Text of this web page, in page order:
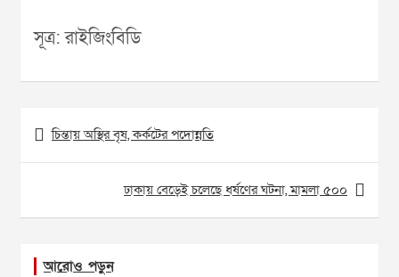
সূত্র: রাইজিংবিডি
Post
navigation
চিন্তায় অস্থির বৃষ, কর্কটের পদোন্নতি
ঢাকায় বেড়েই চলেছে ধর্ষণের ঘটনা, মামলা ৫০০
আরোও পড়ুন